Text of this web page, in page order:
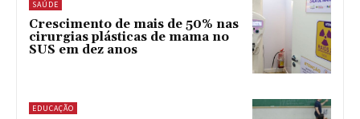
SAÚDE
Crescimento de mais de 50% nas
cirurgias plásticas de mama no
SUS em dez anos
EDUCAÇÃO